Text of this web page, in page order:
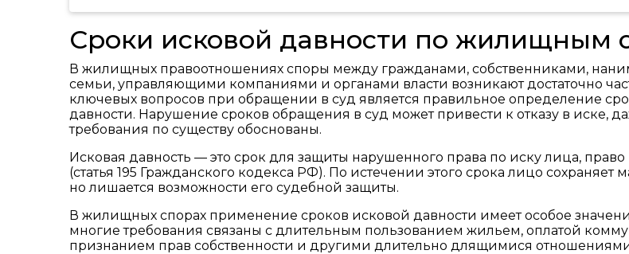
Сроки исковой давности по жилищным
В жилищных правоотношениях споры между гражданами, собственниками,
семьи, управляющими компаниями и органами власти возникают достаточно
ключевых вопросов при обращении в суд является правильное определение
давности. Нарушение сроков обращения в суд может привести к отказу в иске,
требования по существу обоснованы.
Исковая давность — это срок для защиты нарушенного права по иску лица,
(статья 195 Гражданского кодекса РФ). По истечении этого срока лицо сохраняет
но лишается возможности его судебной защиты.
В жилищных спорах применение сроков исковой давности имеет особое
многие требования связаны с длительным пользованием жильем, оплатой
признанием прав собственности и другими длительно длящимися